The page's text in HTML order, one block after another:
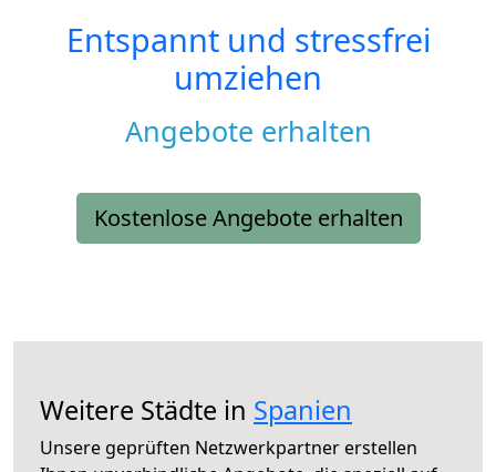
Entspannt und stressfrei
umziehen
Angebote erhalten
Kostenlose Angebote erhalten
Weitere Städte in Spanien
Unsere geprüften Netzwerkpartner erstellen